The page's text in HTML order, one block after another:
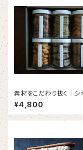
素材をこだわり抜く｜シ
ブレ（6個入り）
¥4,800